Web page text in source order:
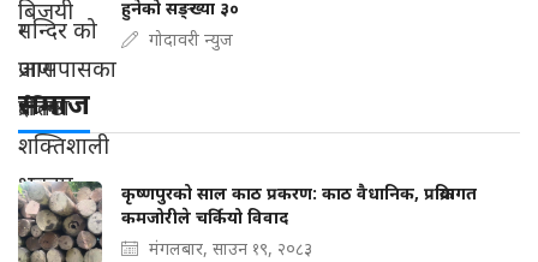
हुनेको सङ्ख्या ३०
गोदावरी न्युज
समाज
कृष्णपुरको साल काठ प्रकरण: काठ वैधानिक, प्रक्रियागत
कमजोरीले चर्कियो विवाद
मंगलबार, साउन १९, २०८३